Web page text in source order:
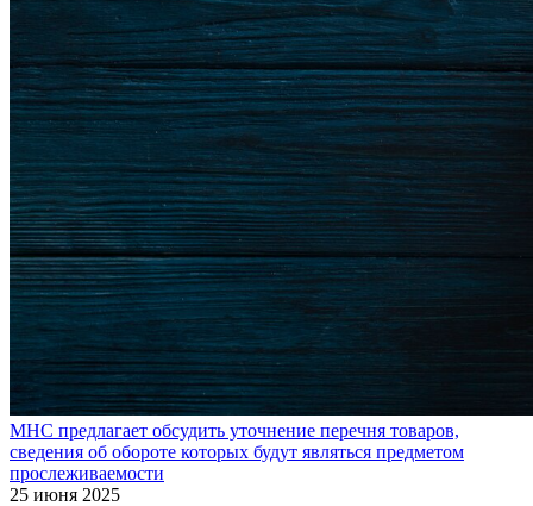
МНС предлагает обсудить уточнение перечня товаров,
сведения об обороте которых будут являться предметом
прослеживаемости
25 июня 2025